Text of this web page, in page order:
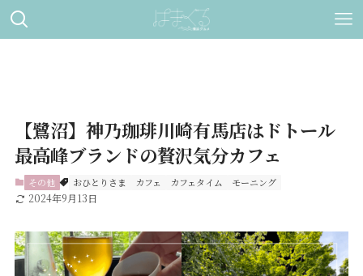
【鷺沼】神乃珈琲川崎有馬店はドトール
最高峰ブランドの贅沢気分カフェ
その他 おひとりさま カフェ カフェタイム モーニング
2024年9月13日